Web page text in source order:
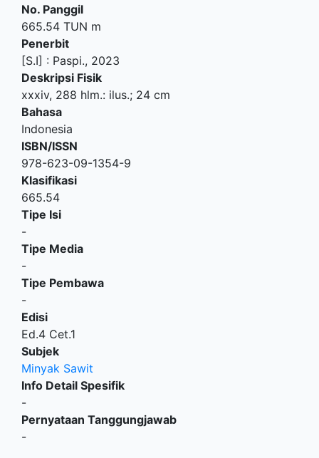
No. Panggil
665.54 TUN m
Penerbit
[S.I] : Paspi., 2023
Deskripsi Fisik
xxxiv, 288 hlm.: ilus.; 24 cm
Bahasa
Indonesia
ISBN/ISSN
978-623-09-1354-9
Klasifikasi
665.54
Tipe Isi
-
Tipe Media
-
Tipe Pembawa
-
Edisi
Ed.4 Cet.1
Subjek
Minyak Sawit
Info Detail Spesifik
-
Pernyataan Tanggungjawab
-